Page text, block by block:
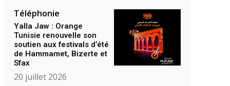
Téléphonie
Yalla Jaw : Orange
Tunisie renouvelle son
soutien aux festivals d’été
de Hammamet, Bizerte et
Sfax
20 juillet 2026